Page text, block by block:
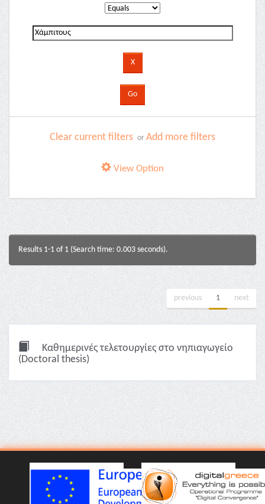
Clear current filters or Add more filters
View Option
Results 1-1 of 1 (Search time: 0.003 seconds).
previous 1 next
Καθημερινές τελετουργίες στο νηπιαγωγείο
(Doctoral thesis)